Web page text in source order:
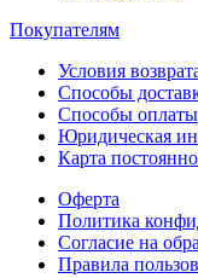
Покупателям
Условия
Способы
Способы оплаты
Юридическая
Карта
Оферта
Политика
Согласие на
Правила